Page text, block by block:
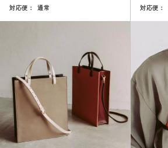
対応便： 通常
商品カード。商品: ２ｗａｙエンベロ
対応便：
商品カ